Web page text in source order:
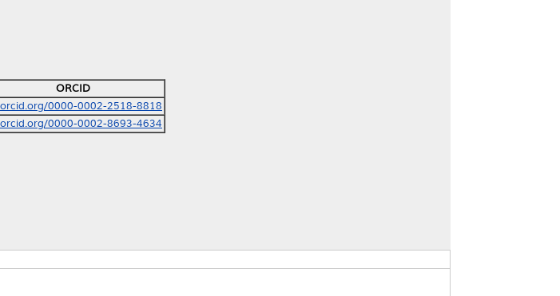
ORCID
orcid.org/0000-0002-2518-8818
orcid.org/0000-0002-8693-4634